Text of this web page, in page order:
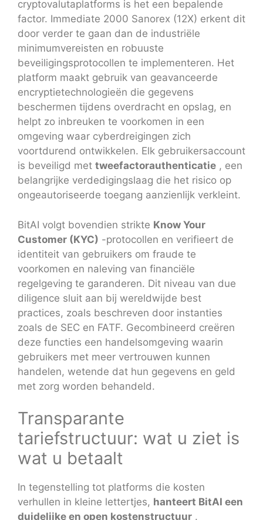
cryptovalutaplatforms is het een bepalende
factor. Immediate 2000 Sanorex (12X) erkent dit
door verder te gaan dan de industriële
minimumvereisten en robuuste
beveiligingsprotocollen te implementeren. Het
platform maakt gebruik van geavanceerde
encryptietechnologieën die gegevens
beschermen tijdens overdracht en opslag, en
helpt zo inbreuken te voorkomen in een
omgeving waar cyberdreigingen zich
voortdurend ontwikkelen. Elk gebruikersaccount
is beveiligd met tweefactorauthenticatie , een
belangrijke verdedigingslaag die het risico op
ongeautoriseerde toegang aanzienlijk verkleint.
BitAI volgt bovendien strikte Know Your
Customer (KYC) -protocollen en verifieert de
identiteit van gebruikers om fraude te
voorkomen en naleving van financiële
regelgeving te garanderen. Dit niveau van due
diligence sluit aan bij wereldwijde best
practices, zoals beschreven door instanties
zoals de SEC en FATF. Gecombineerd creëren
deze functies een handelsomgeving waarin
gebruikers met meer vertrouwen kunnen
handelen, wetende dat hun gegevens en geld
met zorg worden behandeld.
Transparante
tariefstructuur: wat u ziet is
wat u betaalt
In tegenstelling tot platforms die kosten
verhullen in kleine lettertjes, hanteert BitAI een
duidelijke en open kostenstructuur .